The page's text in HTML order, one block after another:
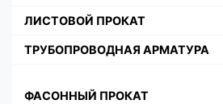
ЛИСТОВОЙ ПРОКАТ
ТРУБОПРОВОДНАЯ АРМАТУРА
ФАСОННЫЙ ПРОКАТ